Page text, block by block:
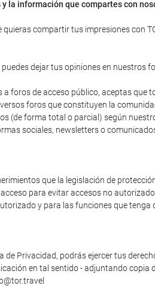
la información que compartes con
compartir tus impresiones con
dejar tus opiniones en nuestros
foros de acceso público, aceptas
foros que constituyen la
(de forma total o parcial) según
sociales, newsletters o
que la legislación de
para evitar accesos no
y para las funciones que tenga
de Privacidad, podrás ejercer tus
en tal sentido - adjuntando copia